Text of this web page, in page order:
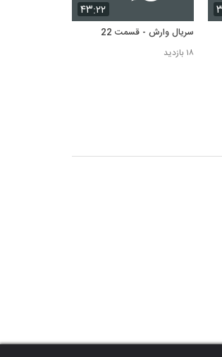
۴۳:۲۲
سریال وارش - قسمت 22
۱۸ بازدید